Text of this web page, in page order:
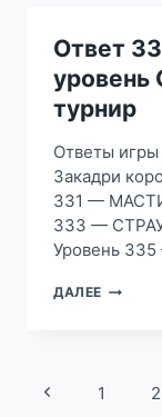
СЛОВА
ТУРНИР
Ответ
уровень
турнир
Ответы игры
Закадри
331 —
333 —
Уровень
ДАЛЕЕ ОТВЕТ
335
Навигация
Предыдущая
1 2